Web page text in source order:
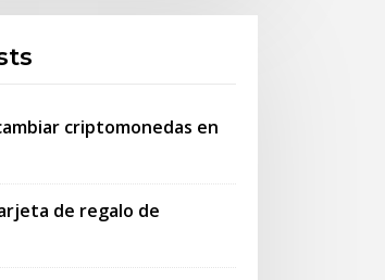
criptomonedas en
de regalo de